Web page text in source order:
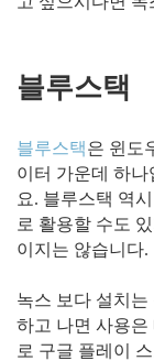
블루스택
블루스택은 윈도
이터 가운데 하
요. 블루스택 역
로 활용할 수도
이지는 않습니다.
녹스 보다 설치는
하고 나면 사용은
로 구글 플레이